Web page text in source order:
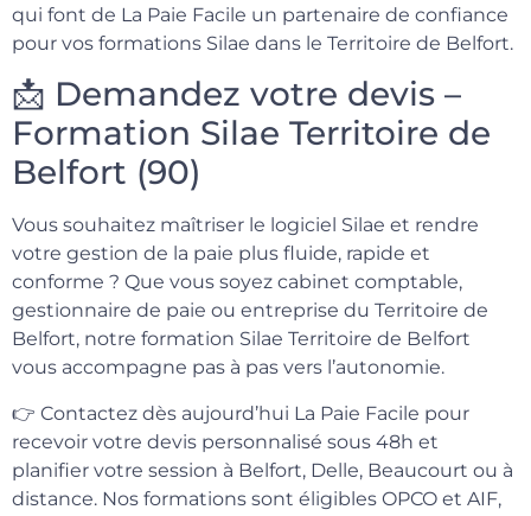
qui font de La Paie Facile un partenaire de confiance
pour vos formations Silae dans le Territoire de Belfort.
📩 Demandez votre devis –
Formation Silae Territoire de
Belfort (90)
Vous souhaitez maîtriser le logiciel Silae et rendre
votre gestion de la paie plus fluide, rapide et
conforme ? Que vous soyez cabinet comptable,
gestionnaire de paie ou entreprise du Territoire de
Belfort, notre formation Silae Territoire de Belfort
vous accompagne pas à pas vers l’autonomie.
👉 Contactez dès aujourd’hui La Paie Facile pour
recevoir votre devis personnalisé sous 48h et
planifier votre session à Belfort, Delle, Beaucourt ou à
distance. Nos formations sont éligibles OPCO et AIF,